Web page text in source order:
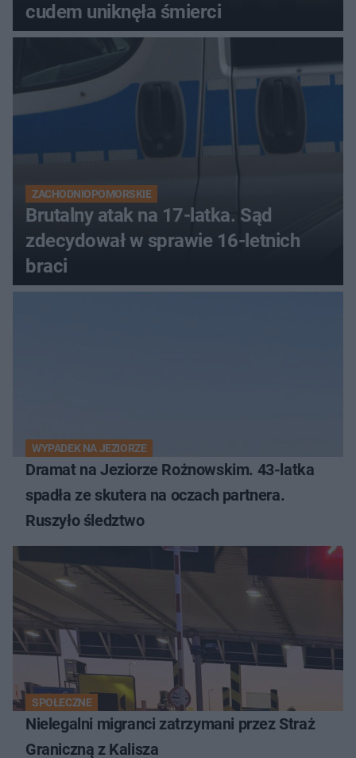
cudem uniknęła śmierci
ZACHODNIOPOMORSKIE
Brutalny atak na 17-latka. Sąd
zdecydował w sprawie 16-letnich
braci
WYPADEK NA JEZIORZE
Dramat na Jeziorze Rożnowskim. 43-latka
spadła ze skutera na oczach partnera.
Ruszyło śledztwo
SPOŁECZNE
Nielegalni migranci zatrzymani przez Straż
Graniczną z Kalisza